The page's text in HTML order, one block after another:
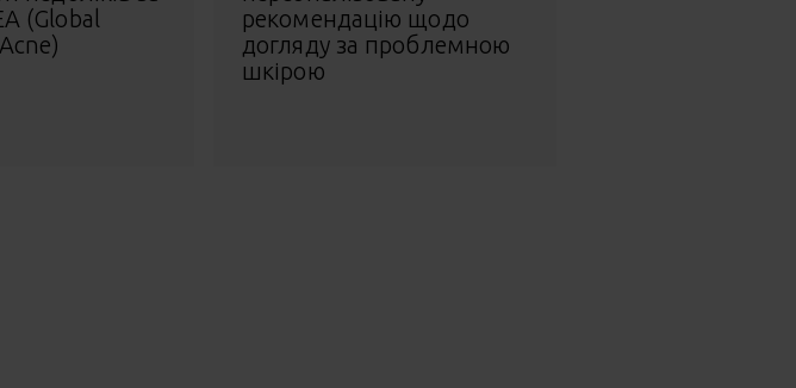
(Global
рекомендацію щодо
догляду за проблемною
шкірою